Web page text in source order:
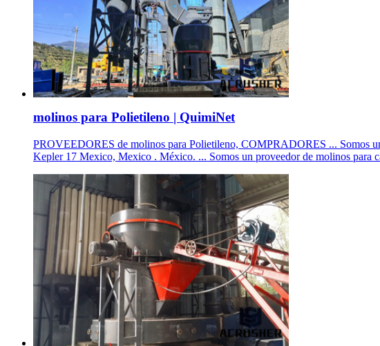
molinos para Polietileno | QuimiNet
PROVEEDORES de molinos para Polietileno, COMPRADORES ... Somos
Kepler 17 Mexico, Mexico . México. ... Somos un proveedor de molinos